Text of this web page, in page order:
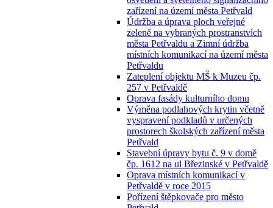
zařízení na území města Petřvald
Údržba a úprava ploch veřejné
zeleně na vybraných prostranstvích
města Petřvaldu a Zimní údržba
místních komunikací na území města
Petřvaldu
Zateplení objektu MŠ k Muzeu čp.
257 v Petřvaldě
Oprava fasády kulturního domu
Výměna podlahových krytin včetně
vyspravení podkladů v určených
prostorech školských zařízení města
Petřvald
Stavební úpravy bytu č. 9 v domě
čp. 1612 na ul Březinské v Petřvaldě
Oprava místních komunikací v
Petřvaldě v roce 2015
Pořízení štěpkovače pro město